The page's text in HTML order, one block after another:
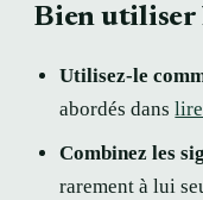
Bien utiliser
Utilisez-le
abordés dans
Combinez les
rarement à lui